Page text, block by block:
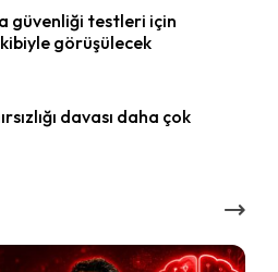
güvenliği testleri için
görüşülecek
davası daha çok